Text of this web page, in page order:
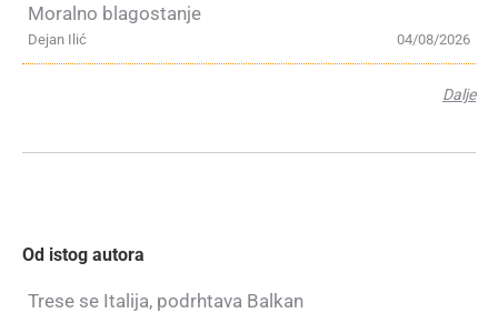
Moralno blagostanje
04/08/2026
Dejan Ilić
Dalje
Od istog autora
Trese se Italija, podrhtava Balkan